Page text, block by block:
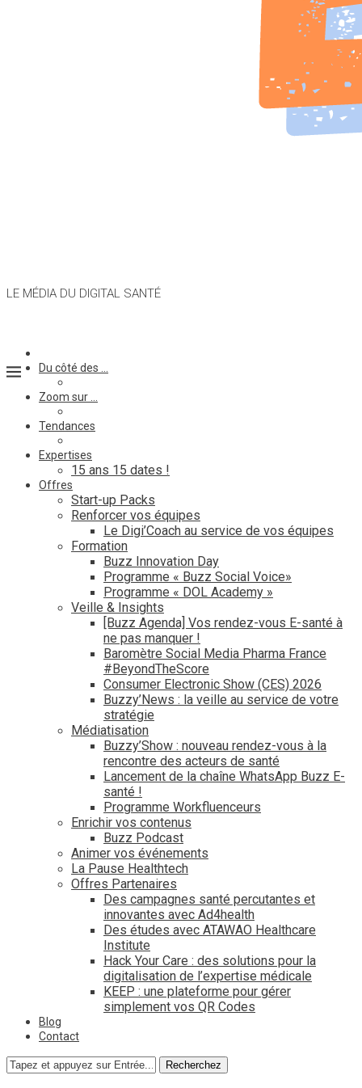
LE MÉDIA DU DIGITAL SANTÉ
Du côté des …
Zoom sur …
Tendances
Expertises
15 ans 15 dates !
Offres
Start-up Packs
Renforcer vos équipes
Le Digi’Coach au service de vos équipes
Formation
Buzz Innovation Day
Programme « Buzz Social Voice»
Programme « DOL Academy »
Veille & Insights
[Buzz Agenda] Vos rendez-vous E-santé à
ne pas manquer !
Baromètre Social Media Pharma France
#BeyondTheScore
Consumer Electronic Show (CES) 2026
Buzzy’News : la veille au service de votre
stratégie
Médiatisation
Buzzy’Show : nouveau rendez-vous à la
rencontre des acteurs de santé
Lancement de la chaîne WhatsApp Buzz E-
santé !
Programme Workfluenceurs
Enrichir vos contenus
Buzz Podcast
Animer vos événements
La Pause Healthtech
Offres Partenaires
Des campagnes santé percutantes et
innovantes avec Ad4health
Des études avec ATAWAO Healthcare
Institute
Hack Your Care : des solutions pour la
digitalisation de l’expertise médicale
KEEP : une plateforme pour gérer
simplement vos QR Codes
Blog
Contact
Recherchez